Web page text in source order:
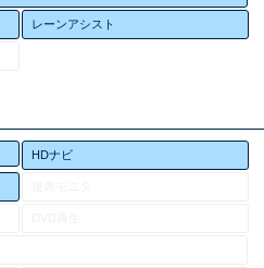
レーンアシスト
HDナビ